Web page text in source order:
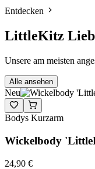
Entdecken
LittleKitz
Unsere am meisten
Alle ansehen
Neu
Bodys Kurzarm
Wickelbody
24,90 €